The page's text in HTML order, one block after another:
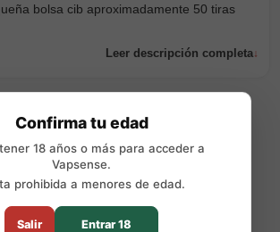
bolsa cib aproximadamente 50 tiras
Leer descripción completa
+6
Confirma tu edad
18 años o más para acceder a
Vapsense.
prohibida a menores de edad.
Salir Entrar 18